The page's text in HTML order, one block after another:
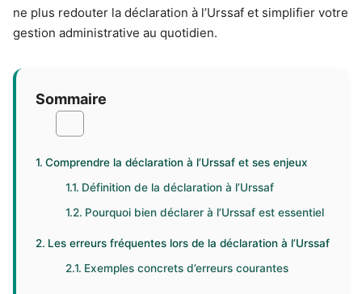
ne plus redouter la déclaration à l’Urssaf et simplifier votre
gestion administrative au quotidien.
Sommaire
Comprendre la déclaration à l’Urssaf et ses enjeux
Définition de la déclaration à l’Urssaf
Pourquoi bien déclarer à l’Urssaf est essentiel
Les erreurs fréquentes lors de la déclaration à l’Urssaf
Exemples concrets d’erreurs courantes